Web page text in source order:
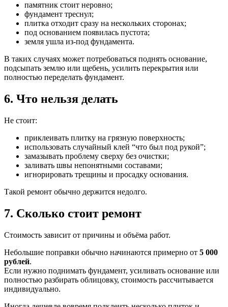
памятник стоит неровно;
фундамент треснул;
плитка отходит сразу на нескольких сторонах;
под основанием появилась пустота;
земля ушла из-под фундамента.
В таких случаях может потребоваться поднять основание,
подсыпать землю или щебень, усилить перекрытия или
полностью переделать фундамент.
6. Что нельзя делать
Не стоит:
приклеивать плитку на грязную поверхность;
использовать случайный клей “что был под рукой”;
замазывать проблему сверху без очистки;
заливать швы непонятными составами;
игнорировать трещины и просадку основания.
Такой ремонт обычно держится недолго.
7. Сколько стоит ремонт
Стоимость зависит от причины и объёма работ.
Небольшие поправки обычно начинаются примерно от 5 000
рублей.
Если нужно поднимать фундамент, усиливать основание или
полностью разбирать облицовку, стоимость рассчитывается
индивидуально.